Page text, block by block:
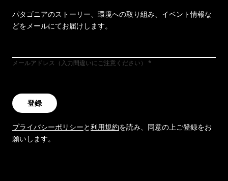
パタゴニアのストーリー、環境への取り組み、イベント情報な
どをメールにてお届けします。
メールアドレス（入力間違いにご注意ください）
登録
プライバシーポリシーと利用規約を読み、同意の上ご登録をお
願いします。